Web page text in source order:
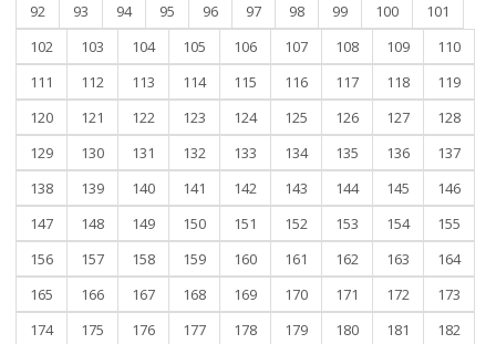
92
93 94 95 96 97 98 99 100
101
102
103 104 105 106 107 108 109
110
111
112 113 114 115 116 117 118
119
120
121 122 123 124 125 126 127
128
129
130 131 132 133 134 135 136
137
138
139 140 141 142 143 144 145
146
147
148 149 150 151 152 153 154
155
156
157 158 159 160 161 162 163
164
165
166 167 168 169 170 171 172
173
174
175 176 177 178 179 180 181
182